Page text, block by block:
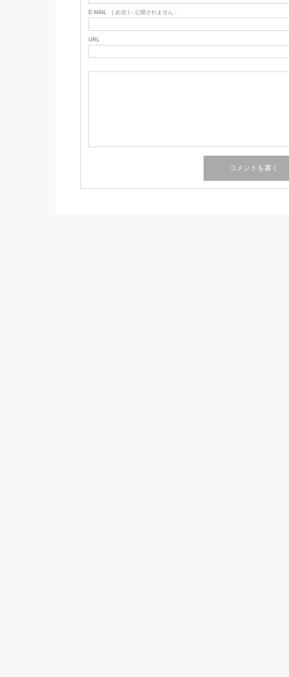
E-MAIL ( 必須 ) - 公開されません -
URL